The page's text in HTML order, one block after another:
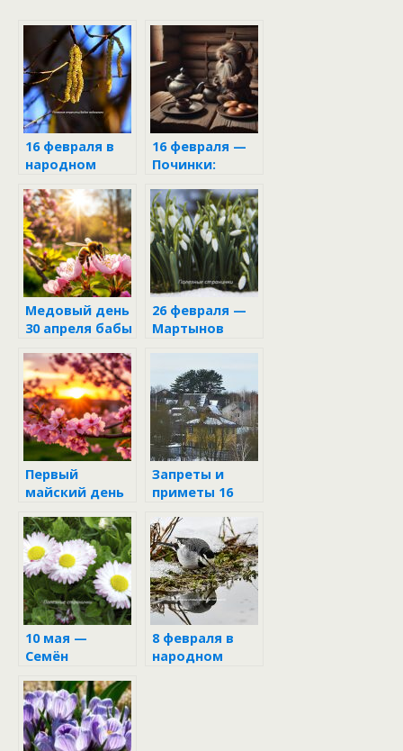
16 февраля в
народном
16 февраля —
Починки:
обычаи дня
Медовый день
30 апреля бабы
Семёна
26 февраля —
Мартынов
Первый
майский день
деда Семёна
Запреты и
приметы 16
10 мая —
Семён
8 февраля в
народном